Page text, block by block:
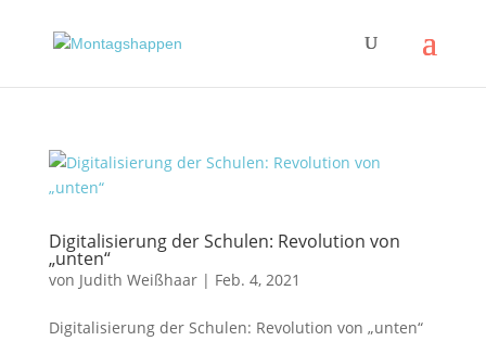
Digitalisierung der Schulen: Revolution von
„unten“
von Judith Weißhaar| Feb. 4, 2021
Digitalisierung der Schulen: Revolution von „unten“